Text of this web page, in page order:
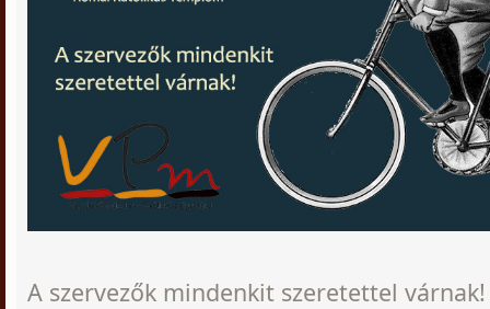
A szervezők mindenkit szeretettel várnak!